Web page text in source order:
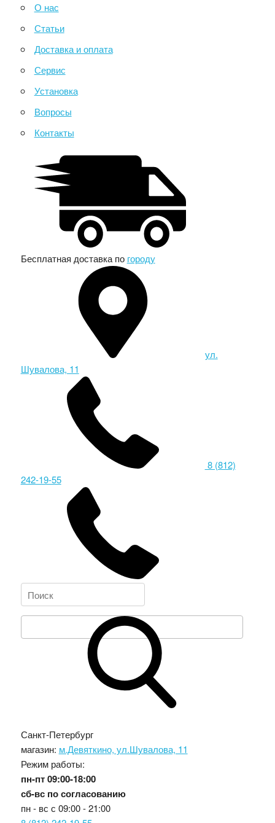
О нас
Статьи
Доставка и оплата
Сервис
Установка
Вопросы
Контакты
Бесплатная доставка по городу
ул.
Шувалова, 11
8 (812)
242-19-55
Санкт-Петербург
магазин: м.Девяткино, ул.Шувалова, 11
Режим работы:
пн-пт09:00-18:00
сб-вс по согласованию
пн - вс с 09:00 - 21:00